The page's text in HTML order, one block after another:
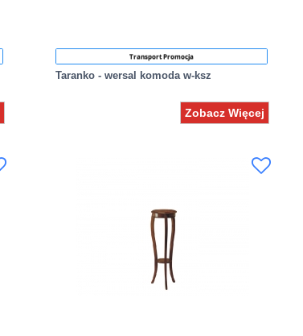
Transport Promocja
Taranko - wersal komoda w-ksz
Zobacz Więcej